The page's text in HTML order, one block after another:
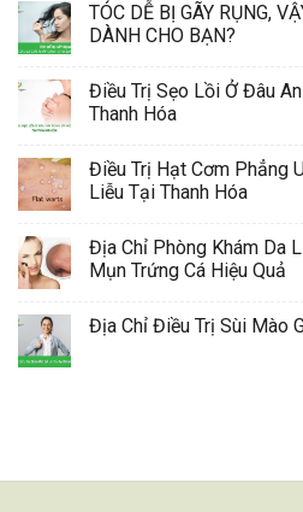
TÓC DỄ BỊ GÃY RỤNG,
DÀNH CHO BẠN?
Điều Trị Sẹo Lồi Ở Đâu
Thanh Hóa
Điều Trị Hạt Cơm Phẳng
Liễu Tại Thanh Hóa
Địa Chỉ Phòng Khám Da
Mụn Trứng Cá Hiệu Quả
Địa Chỉ Điều Trị Sùi Mào